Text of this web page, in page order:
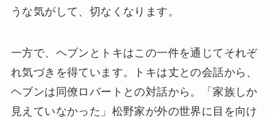
うな気がして、切なくなります。
一方で、ヘブンとトキはこの一件を通じてそれぞ
れ気づきを得ています。トキは丈との会話から、
ヘブンは同僚ロバートとの対話から。「家族しか
見えていなかった」松野家が外の世界に目を向け